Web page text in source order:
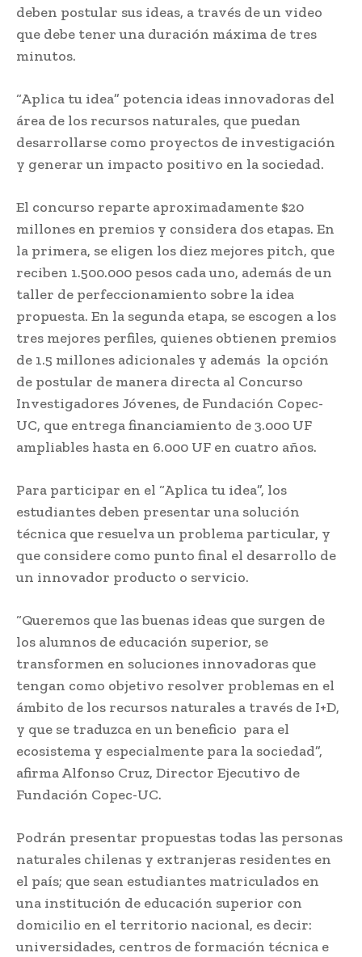
deben postular sus ideas, a través de un video
que debe tener una duración máxima de tres
minutos.
“Aplica tu idea” potencia ideas innovadoras del
área de los recursos naturales, que puedan
desarrollarse como proyectos de investigación
y generar un impacto positivo en la sociedad.
El concurso reparte aproximadamente $20
millones en premios y considera dos etapas. En
la primera, se eligen los diez mejores pitch, que
reciben 1.500.000 pesos cada uno, además de un
taller de perfeccionamiento sobre la idea
propuesta. En la segunda etapa, se escogen a los
tres mejores perfiles, quienes obtienen premios
de 1.5 millones adicionales y además la opción
de postular de manera directa al Concurso
Investigadores Jóvenes, de Fundación Copec-
UC, que entrega financiamiento de 3.000 UF
ampliables hasta en 6.000 UF en cuatro años.
Para participar en el “Aplica tu idea”, los
estudiantes deben presentar una solución
técnica que resuelva un problema particular, y
que considere como punto final el desarrollo de
un innovador producto o servicio.
“Queremos que las buenas ideas que surgen de
los alumnos de educación superior, se
transformen en soluciones innovadoras que
tengan como objetivo resolver problemas en el
ámbito de los recursos naturales a través de I+D,
y que se traduzca en un beneficio para el
ecosistema y especialmente para la sociedad”,
afirma Alfonso Cruz, Director Ejecutivo de
Fundación Copec-UC.
Podrán presentar propuestas todas las personas
naturales chilenas y extranjeras residentes en
el país; que sean estudiantes matriculados en
una institución de educación superior con
domicilio en el territorio nacional, es decir:
universidades, centros de formación técnica e